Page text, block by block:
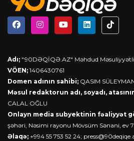
Adı; "90DƏQİQƏ.AZ" Məhdud
VÖEN; 1406430761
Domen adının sahibi; QASIM
Məsul redaktorun adı, soyadı,
CALAL OĞLU
Onlayn media subyektinin fəaliyyət
şəhəri, Nəsimi rayonu Mövsüm Sənani, ev 7
Əlaqə; +994 55 753 52 24;